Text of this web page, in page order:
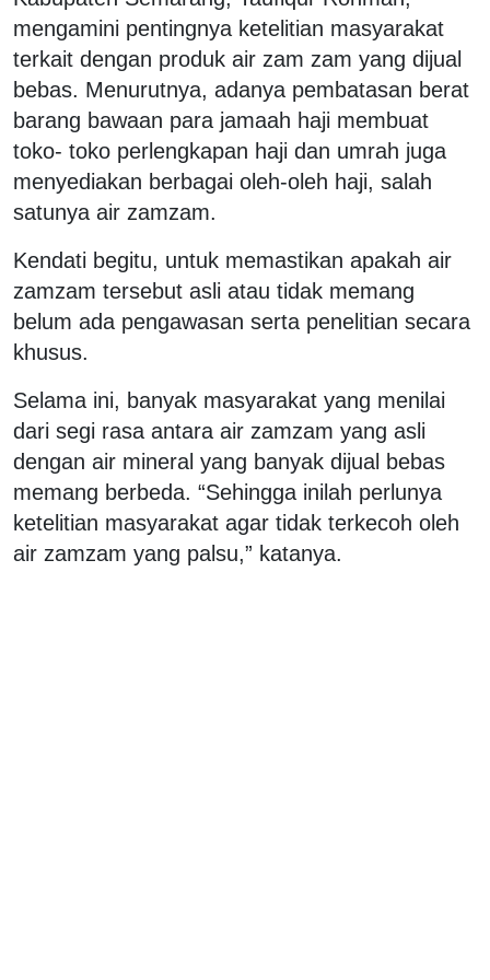
mengamini pentingnya ketelitian masyarakat
terkait dengan produk air zam zam yang dijual
bebas. Menurutnya, adanya pembatasan berat
barang bawaan para jamaah haji membuat
toko- toko perlengkapan haji dan umrah juga
menyediakan berbagai oleh-oleh haji, salah
satunya air zamzam.
Kendati begitu, untuk memastikan apakah air
zamzam tersebut asli atau tidak memang
belum ada pengawasan serta penelitian secara
khusus.
Selama ini, banyak masyarakat yang menilai
dari segi rasa antara air zamzam yang asli
dengan air mineral yang banyak dijual bebas
memang berbeda. “Sehingga inilah perlunya
ketelitian masyarakat agar tidak terkecoh oleh
air zamzam yang palsu,” katanya.